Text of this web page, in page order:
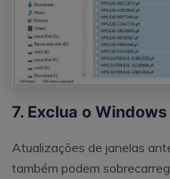
7. Exclua o
Atualizações de janelas
também podem